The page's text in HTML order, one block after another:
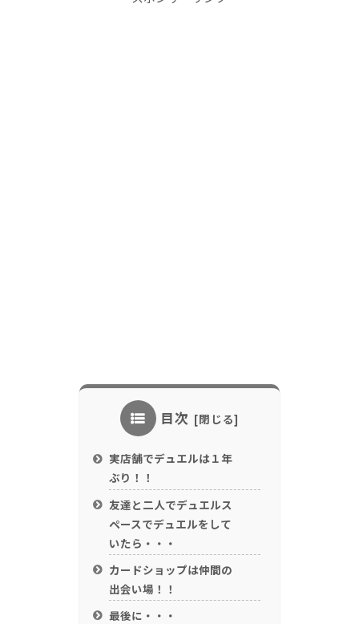
目次
実店舗でデュエルは１年
ぶり！！
友達と二人でデュエルス
ペースでデュエルをして
いたら・・・
カードショップは仲間の
出会い場！！
最後に・・・